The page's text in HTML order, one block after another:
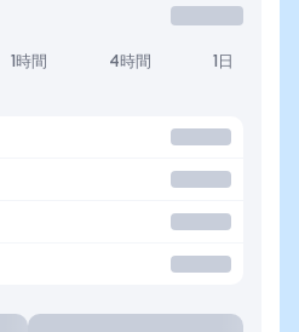
1時間 4時間 1日